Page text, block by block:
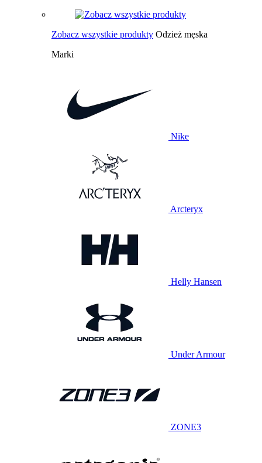
Zobacz wszystkie produkty Odzież męska
Marki
Nike
Arcteryx
Helly Hansen
Under Armour
ZONE3